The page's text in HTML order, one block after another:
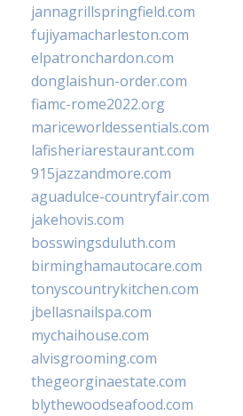
jannagrillspringfield.com
fujiyamacharleston.com
elpatronchardon.com
donglaishun-order.com
fiamc-rome2022.org
mariceworldessentials.com
lafisheriarestaurant.com
915jazzandmore.com
aguadulce-countryfair.com
jakehovis.com
bosswingsduluth.com
birminghamautocare.com
tonyscountrykitchen.com
jbellasnailspa.com
mychaihouse.com
alvisgrooming.com
thegeorginaestate.com
blythewoodseafood.com